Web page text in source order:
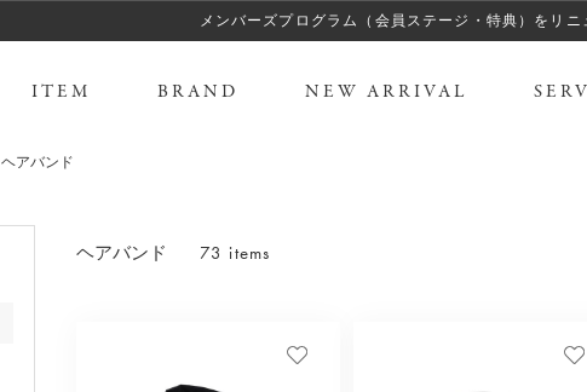
メンバーズプログラム（会員ステージ・特典）をリニ
ITEM BRAND NEW ARRIVAL
ヘアバンド
ヘアバンド 73 items